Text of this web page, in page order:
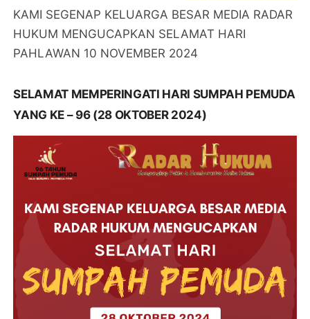
KAMI SEGENAP KELUARGA BESAR MEDIA RADAR
HUKUM MENGUCAPKAN SELAMAT HARI
PAHLAWAN 10 NOVEMBER 2024
SELAMAT MEMPERINGATI HARI SUMPAH PEMUDA
YANG KE – 96 (28 OKTOBER 2024)